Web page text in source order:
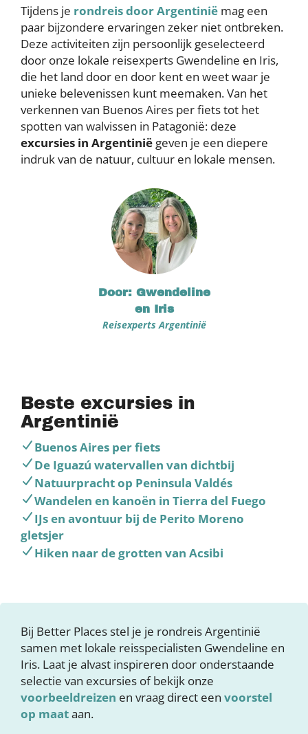
Tijdens je rondreis door Argentinië mag een
paar bijzondere ervaringen zeker niet ontbreken.
Deze activiteiten zijn persoonlijk geselecteerd
door onze lokale reisexperts Gwendeline en Iris,
die het land door en door kent en weet waar je
unieke belevenissen kunt meemaken. Van het
verkennen van Buenos Aires per fiets tot het
spotten van walvissen in Patagonië: deze
excursies in Argentinië geven je een diepere
indruk van de natuur, cultuur en lokale mensen.
Door: Gwendeline
en Iris
Reisexperts Argentinië
Beste excursies in
Argentinië
Buenos Aires per fiets
De Iguazú watervallen van dichtbij
Natuurpracht op Peninsula Valdés
Wandelen en kanoën in Tierra del Fuego
IJs en avontuur bij de Perito Moreno
gletsjer
Hiken naar de grotten van Acsibi
Bij Better Places stel je je rondreis Argentinië
samen met lokale reisspecialisten Gwendeline en
Iris. Laat je alvast inspireren door onderstaande
selectie van excursies of bekijk onze
voorbeeldreizen en vraag direct een voorstel
op maataan.